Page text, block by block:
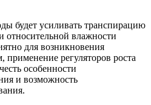
будет усиливать транспирацию
относительной влажности
для возникновения
регуляторов роста
особенности
и возможность